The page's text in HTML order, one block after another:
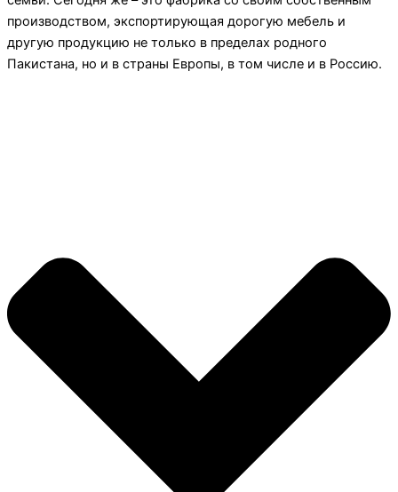
производством, экспортирующая дорогую мебель и
другую продукцию не только в пределах родного
Пакистана, но и в страны Европы, в том числе и в Россию.